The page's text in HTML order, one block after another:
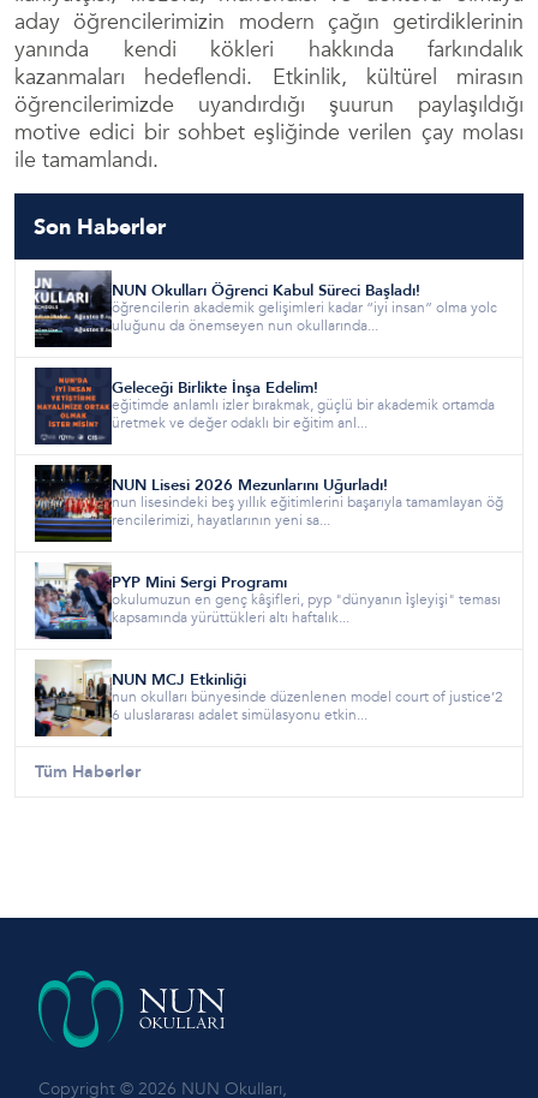
Son Haberler
NUN Okulları Öğrenci Kabul Süreci Başladı!
öğrencilerin akademik gelişimleri kadar “iyi insan” olma yolc
uluğunu da önemseyen nun okullarında...
Geleceği Birlikte İnşa Edelim!
eğitimde anlamlı izler bırakmak, güçlü bir akademik ortamda
üretmek ve değer odaklı bir eğitim anl...
NUN Lisesi 2026 Mezunlarını Uğurladı!
nun lisesindeki beş yıllık eğitimlerini başarıyla tamamlayan öğ
rencilerimizi, hayatlarının yeni sa...
PYP Mini Sergi Programı
okulumuzun en genç kâşifleri, pyp "dünyanın i̇şleyişi" teması
kapsamında yürüttükleri altı haftalık...
NUN MCJ Etkinliği
nun okulları bünyesinde düzenlenen model court of justice’2
6 uluslararası adalet simülasyonu etkin...
Tüm Haberler
aday öğrencilerimizin modern çağın getirdiklerinin
yanında kendi kökleri hakkında farkındalık
kazanmaları hedeflendi. Etkinlik, kültürel mirasın
öğrencilerimizde uyandırdığı şuurun paylaşıldığı
motive edici bir sohbet eşliğinde verilen çay molası
ile tamamlandı.
Copyright © 2026 NUN Okulları,